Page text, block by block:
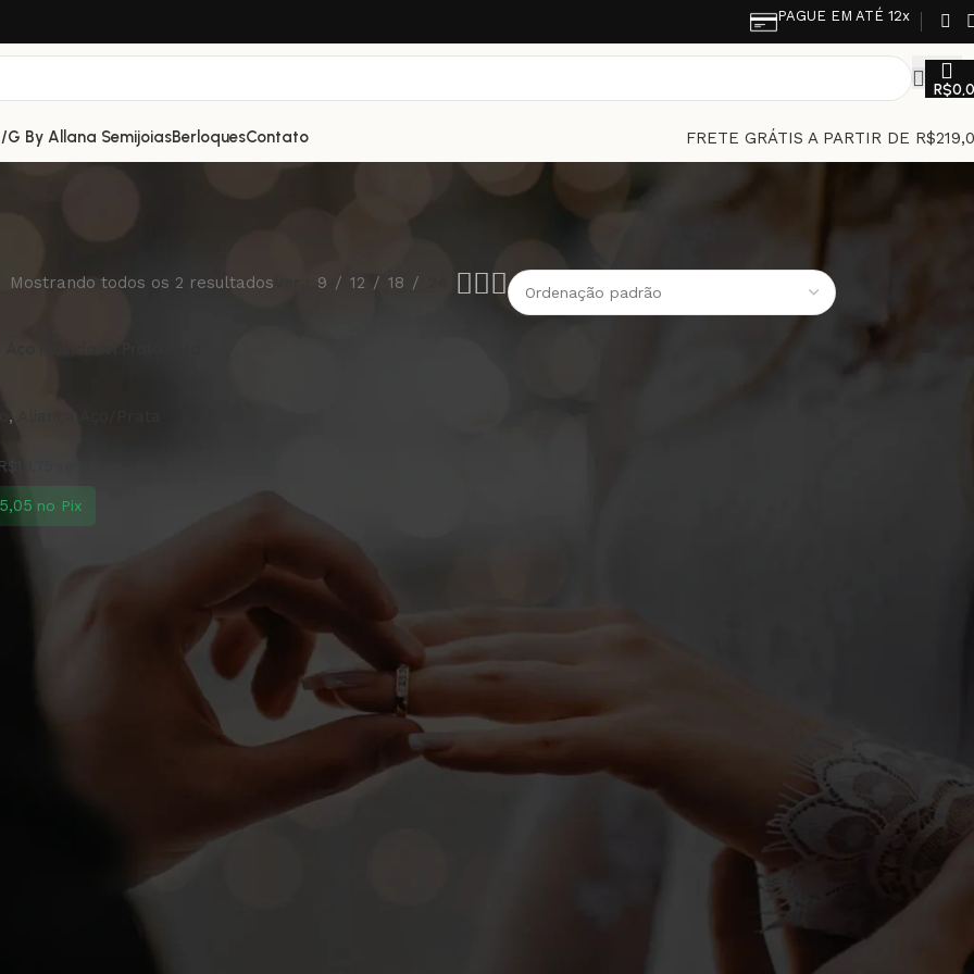
PAGUE EM ATÉ 12x
R$
G By Allana SemijoiasBerloquesContato FRETE GRÁTIS A PARTIR DE
Mostrando todos os 2 resultados 9 12 18
Inoxidável Prata Reta
,
R$
no Pix